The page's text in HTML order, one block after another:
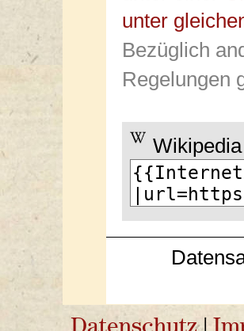
unter
Bezüglich
Regelungen
Wikipedia